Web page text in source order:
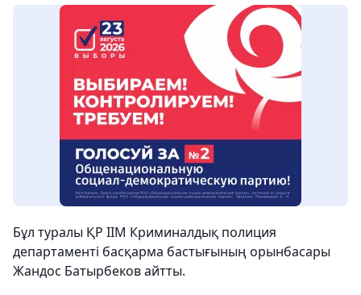
Бұл туралы ҚР ІІМ Криминалдық полиция
департаменті басқарма бастығының орынбасары
Жандос Батырбеков айтты.